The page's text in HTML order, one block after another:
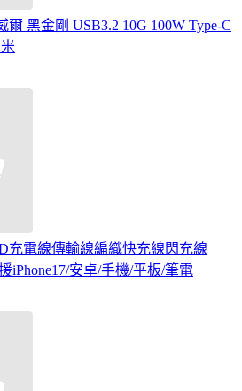
黑金剛 USB3.2 10G 100W Type-C
充電線傳輸線編織快充線閃充線
iPhone17/安卓/手機/平板/筆電